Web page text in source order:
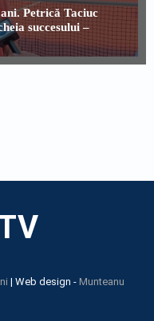
Petrică Taciuc
succesului –
| Web design - Munteanu